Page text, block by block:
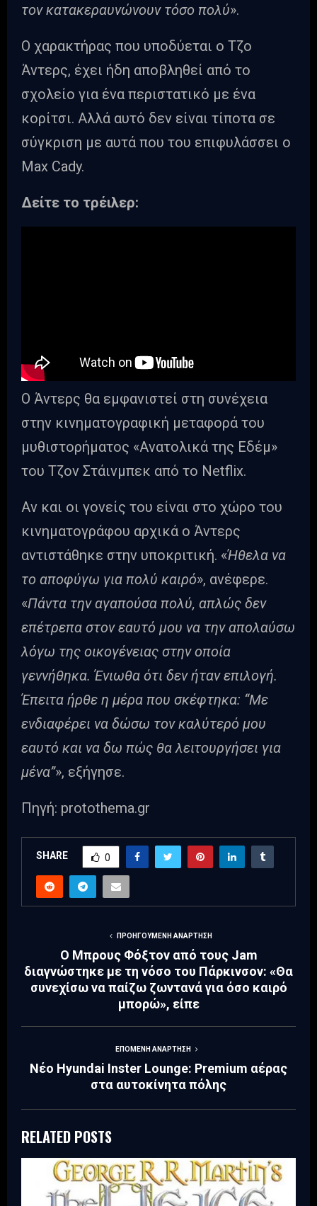
τον κατακεραυνώνουν τόσο πολύ».
Ο χαρακτήρας που υποδύεται ο Τζο
Άντερς, έχει ήδη αποβληθεί από το
σχολείο για ένα περιστατικό με ένα
κορίτσι. Αλλά αυτό δεν είναι τίποτα σε
σύγκριση με αυτά που του επιφυλάσσει ο
Max Cady.
Δείτε το τρέιλερ:
Ο Άντερς θα εμφανιστεί στη συνέχεια
στην κινηματογραφική μεταφορά του
μυθιστορήματος «Ανατολικά της Εδέμ»
του Τζον Στάινμπεκ από το Netflix.
Αν και οι γονείς του είναι στο χώρο του
κινηματογράφου αρχικά ο Άντερς
αντιστάθηκε στην υποκριτική. «Ήθελα να
το αποφύγω για πολύ καιρό», ανέφερε.
«Πάντα την αγαπούσα πολύ, απλώς δεν
επέτρεπα στον εαυτό μου να την απολαύσω
λόγω της οικογένειας στην οποία
γεννήθηκα. Ένιωθα ότι δεν ήταν επιλογή.
Έπειτα ήρθε η μέρα που σκέφτηκα: “Με
ενδιαφέρει να δώσω τον καλύτερό μου
εαυτό και να δω πώς θα λειτουργήσει για
μένα”», εξήγησε.
Πηγή: protothema.gr
SHARE 0
ΠΡΟΗΓΟΎΜΕΝΗ ΑΝΆΡΤΗΣΗ
Ο Μπρους Φόξτον από τους Jam
διαγνώστηκε με τη νόσο του Πάρκινσον: «Θα
συνεχίσω να παίζω ζωντανά για όσο καιρό
μπορώ», είπε
ΕΠΌΜΕΝΗ ΑΝΆΡΤΗΣΗ
Νέο Hyundai Inster Lounge: Premium αέρας
στα αυτοκίνητα πόλης
RELATED POSTS